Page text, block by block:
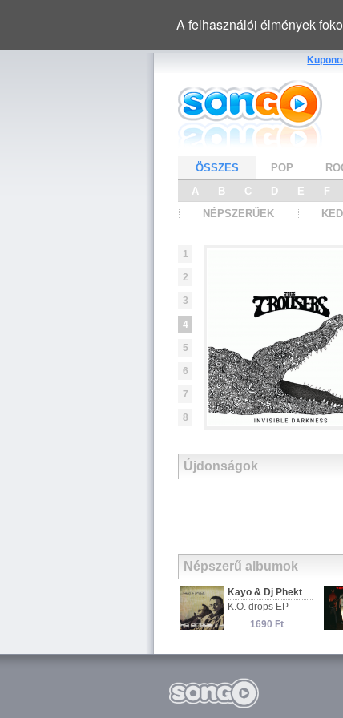
A felhasználói élmények
ÖSSZES POP
A
B C D E F
NÉPSZERŰEK
1
2
3
4
5
6
7
8
Újdonságok
Népszerű albumok